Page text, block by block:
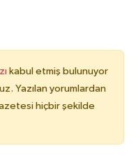
kabul etmiş bulunuyor
Yazılan yorumlardan
hiçbir şekilde